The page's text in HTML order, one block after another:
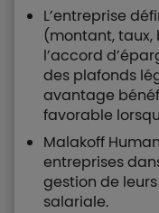
L’entreprise
(montant,
l’accord
des plafonds
avantage
favorable
Malakoff
entreprises
gestion de
salariale.